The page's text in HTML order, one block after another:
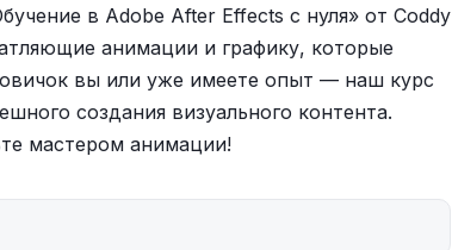
в Adobe After Effects с нуля» от Coddy
анимации и графику, которые
вы или уже имеете опыт — наш курс
создания визуального контента.
мастером анимации!